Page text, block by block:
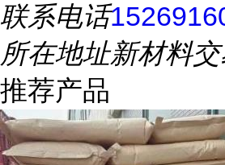
联系电话
所在地址新材料
推荐产品